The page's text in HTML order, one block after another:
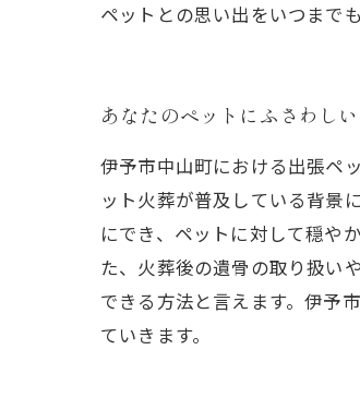
ペットとの思い出をいつまで
あなたのペットにふさわし
伊予市中山町における出張ペ
ット火葬が普及している背景
にでき、ペットに対して穏や
た、火葬後の遺骨の取り扱い
できる方法と言えます。伊予
ていきます。